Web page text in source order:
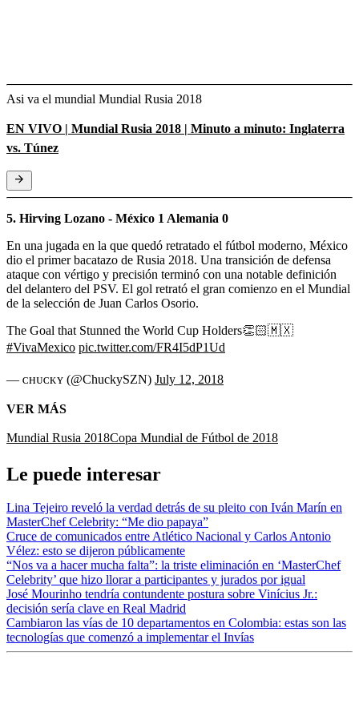
Asi va el mundial Mundial Rusia 2018
EN VIVO | Mundial Rusia 2018 | Minuto a minuto: Inglaterra
vs. Túnez
5. Hirving Lozano - México 1 Alemania 0
En una jugada en la que quedó retratado el fútbol moderno, México
dio el primer bacatazo de Rusia 2018. Una transición de defensa
ataque con vértigo y precisión terminó con una notable definición
del delantero del PSV. El gol retrató el gran comienzo en el Mundial
de la selección de Juan Carlos Osorio.
The Goal that Stunned the World Cup Holders👏🏻🇲🇽
#VivaMexico pic.twitter.com/FR4I5dP1Ud
— ᴄʜᴜᴄᴋʏ (@ChuckySZN) July 12, 2018
VER MÁS
Mundial Rusia 2018Copa Mundial de Fútbol de 2018
Le puede interesar
Lina Tejeiro reveló la verdad detrás de su pleito con Iván Marín en
MasterChef Celebrity: “Me dio papaya”
Cruce de comunicados entre Atlético Nacional y Carlos Antonio
Vélez: esto se dijeron públicamente
“Nos va a hacer mucha falta”: la triste eliminación en ‘MasterChef
Celebrity’ que hizo llorar a participantes y jurados por igual
José Mourinho tendría contundente postura sobre Vinícius Jr.:
decisión sería clave en Real Madrid
Cambiaron las vías de 10 departamentos en Colombia: estas son las
tecnologías que comenzó a implementar el Invías